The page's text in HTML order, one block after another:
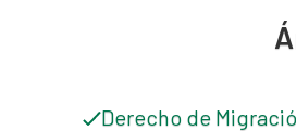
Derecho de